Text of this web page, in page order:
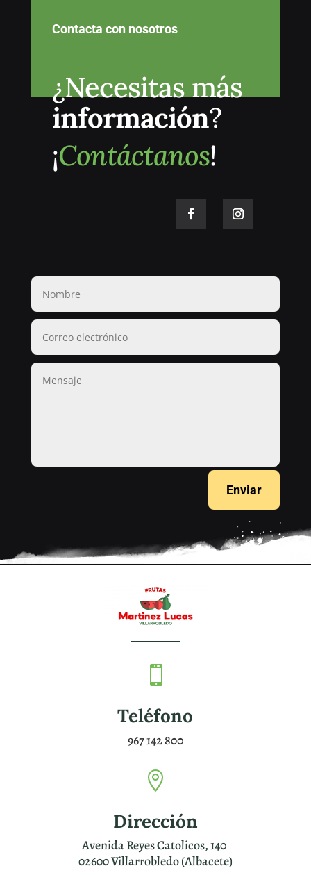
Contacta con nosotros
¿Necesitas más
información?
¡Contáctanos!
Enviar

Teléfono
967 142 800

Dirección
Avenida Reyes Catolicos, 140
02600 Villarrobledo (Albacete)